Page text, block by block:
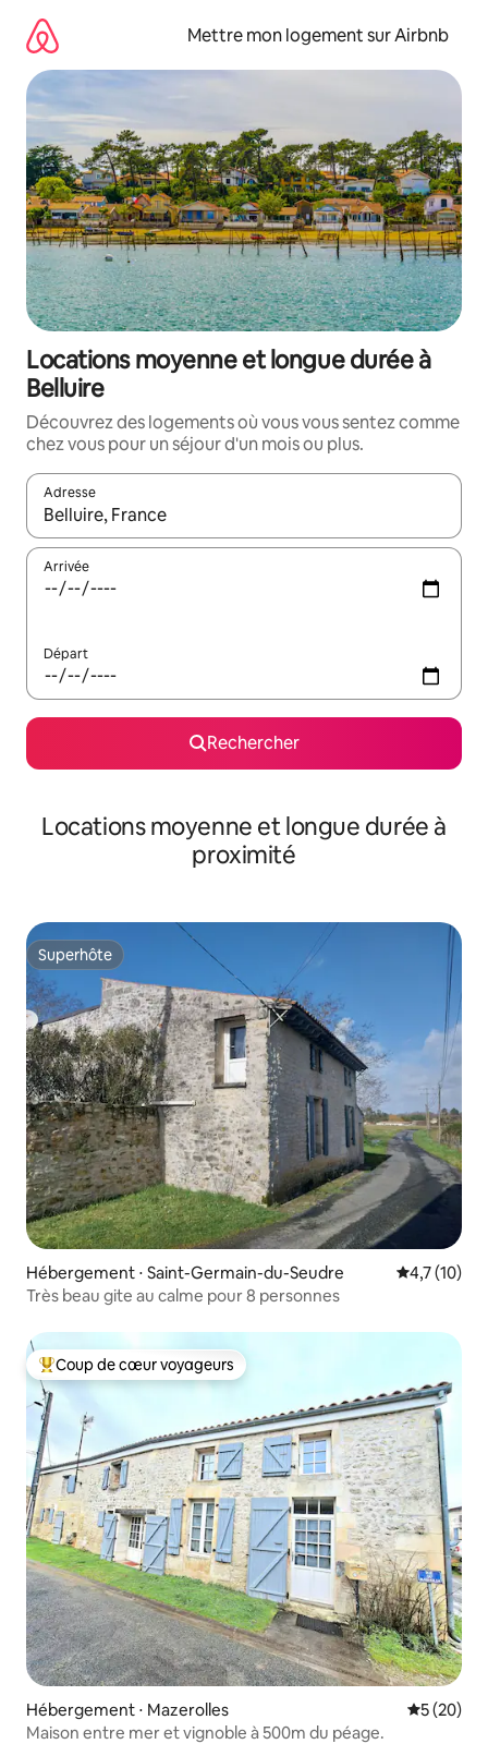
directement
contenu
Mettre mon logement sur Airbnb
Locations moyenne et longue durée à
Belluire
Découvrez des logements où vous vous sentez comme
chez vous pour un séjour d'un mois ou plus.
Adresse
Lorsque les résultats s'affichent, utilisez les flèches vers le
Arrivée
Départ
Rechercher
Locations moyenne et longue durée à
proximité
Superhôte
Superhôte
Hébergement ⋅ Saint-Germain-du-Seudre Évaluation
4,7 (10)
Très beau gite au calme pour 8 personnes
Coups de cœur voyageurs les plus appréciés
Coup de cœur voyageurs
Hébergement ⋅ Mazerolles
5 (20)
Maison entre mer et vignoble à 500m du péage.